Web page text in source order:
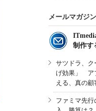
メールマガジ
制作す
サツドラ、ク
げ効果」 ア
える、真の顧
ファミマ先